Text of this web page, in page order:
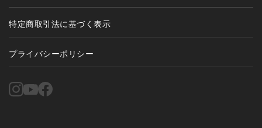
特定商取引法に基づく表示
プライバシーポリシー